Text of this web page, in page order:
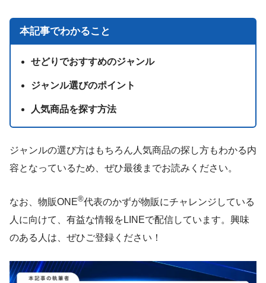
本記事でわかること
せどりでおすすめのジャンル
ジャンル選びのポイント
人気商品を探す方法
ジャンルの選び方はもちろん人気商品の探し方もわかる内
容となっているため、ぜひ最後までお読みください。
なお、物販ONE®代表のかずが物販にチャレンジしている
人に向けて、有益な情報をLINEで配信しています。興味
のある人は、ぜひご登録ください！